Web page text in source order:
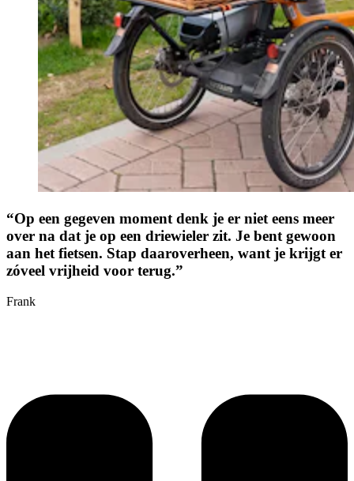
“Op een gegeven moment denk je er niet eens meer
over na dat je op een driewieler zit. Je bent gewoon
aan het fietsen. Stap daaroverheen, want je krijgt er
zóveel vrijheid voor terug.”
Frank